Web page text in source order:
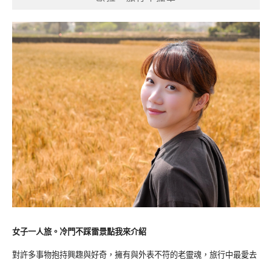
女子一人旅。冷門不踩雷景點我來介紹
對許多事物抱持興趣與好奇，擁有與外表不符的老靈魂，旅行中最愛去